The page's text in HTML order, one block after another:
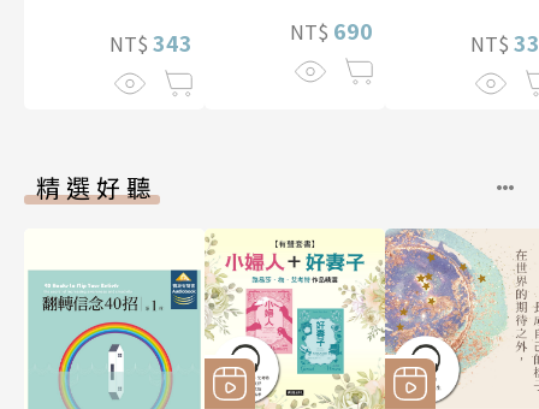
NT$ 343 NT$ 690 NT$
精選好聽